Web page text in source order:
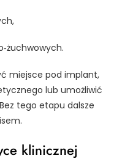
miejsce pod implant,
lub umożliwić
tego etapu dalsze
klinicznej